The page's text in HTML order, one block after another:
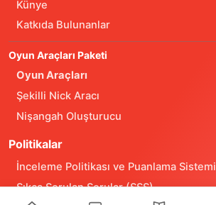
Künye
Katkıda Bulunanlar
Oyun Araçları Paketi
Oyun Araçları
Şekilli Nick Aracı
Nişangah Oluşturucu
Politikalar
İnceleme Politikası ve Puanlama Sistemi
Sıkça Sorulan Sorular (SSS)